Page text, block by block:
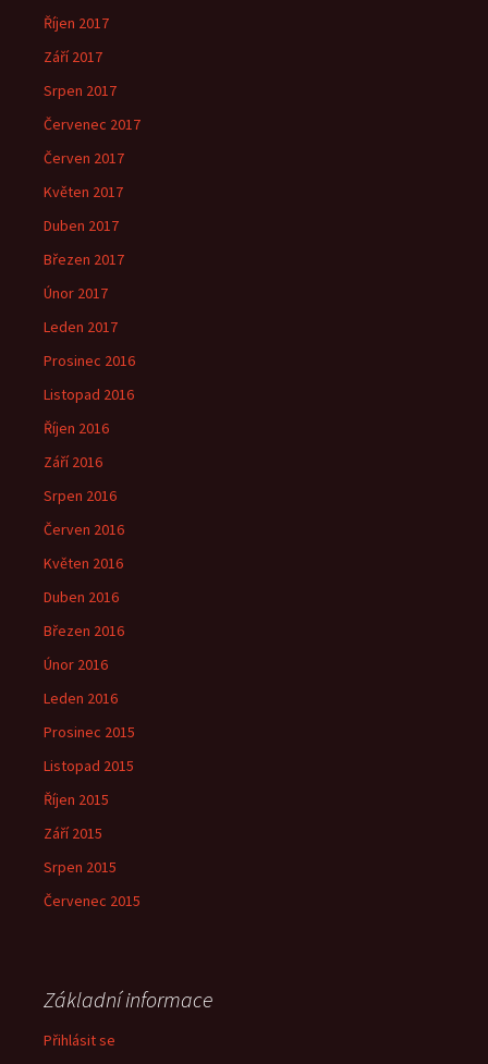
Říjen 2017
Září 2017
Srpen 2017
Červenec 2017
Červen 2017
Květen 2017
Duben 2017
Březen 2017
Únor 2017
Leden 2017
Prosinec 2016
Listopad 2016
Říjen 2016
Září 2016
Srpen 2016
Červen 2016
Květen 2016
Duben 2016
Březen 2016
Únor 2016
Leden 2016
Prosinec 2015
Listopad 2015
Říjen 2015
Září 2015
Srpen 2015
Červenec 2015
Základní informace
Přihlásit se